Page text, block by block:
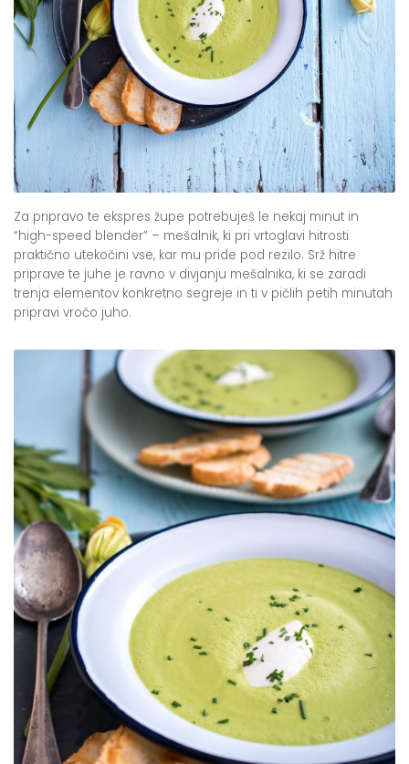
Za pripravo te ekspres župe potrebuješ le nekaj minut in
“high-speed blender” – mešalnik, ki pri vrtoglavi hitrosti
praktično utekočini vse, kar mu pride pod rezilo. Srž hitre
priprave te juhe je ravno v divjanju mešalnika, ki se zaradi
trenja elementov konkretno segreje in ti v pičlih petih minutah
pripravi vročo juho.